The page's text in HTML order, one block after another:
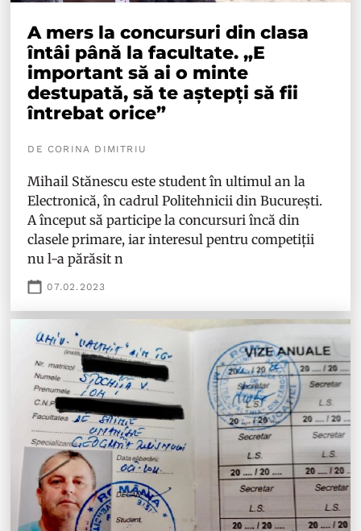
A mers la concursuri din clasa
întâi până la facultate. „E
important să ai o minte
destupată, să te aștepți să fii
întrebat orice”
DE CORINA DIMITRIU
Mihail Stănescu este student în ultimul an la
Electronică, în cadrul Politehnicii din București.
A început să participe la concursuri încă din
clasele primare, iar interesul pentru competiții
nu l-a părăsit n
07.02.2023